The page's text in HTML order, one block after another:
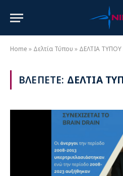
Home » Δελτία Τύπου » ΔΕΛΤΙΑ ΤΥΠΟΥ
ΒΛΕΠΕΤΕ: ΔΕΛΤΙΑ